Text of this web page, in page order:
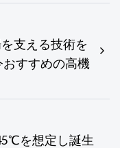
支える技術を
すすめの高機
を想定し誕生